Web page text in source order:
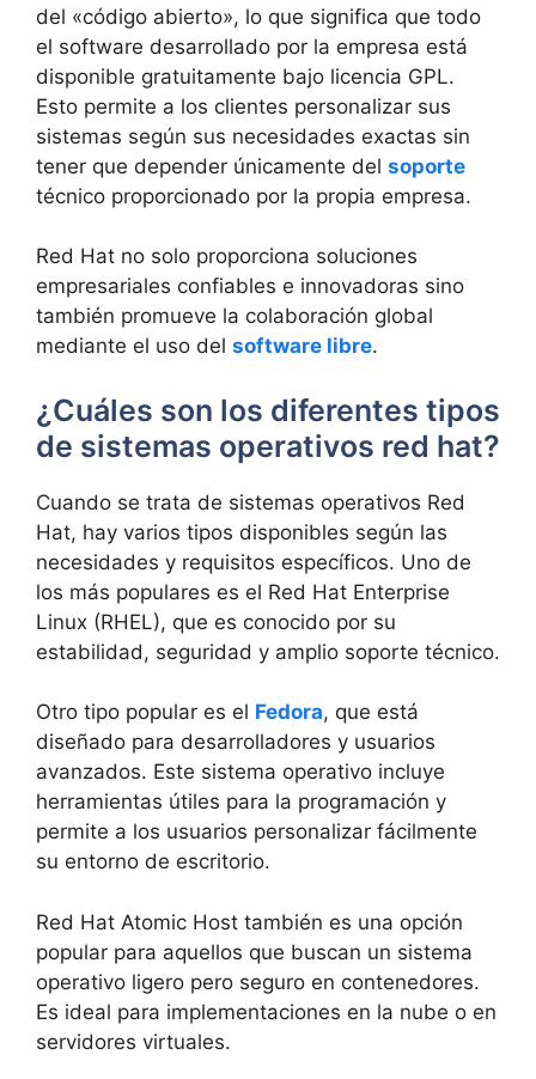
del «código abierto», lo que significa que todo
el software desarrollado por la empresa está
disponible gratuitamente bajo licencia GPL.
Esto permite a los clientes personalizar sus
sistemas según sus necesidades exactas sin
tener que depender únicamente del soporte
técnico proporcionado por la propia empresa.
Red Hat no solo proporciona soluciones
empresariales confiables e innovadoras sino
también promueve la colaboración global
mediante el uso del software libre.
¿Cuáles son los diferentes tipos
de sistemas operativos red hat?
Cuando se trata de sistemas operativos Red
Hat, hay varios tipos disponibles según las
necesidades y requisitos específicos. Uno de
los más populares es el Red Hat Enterprise
Linux (RHEL), que es conocido por su
estabilidad, seguridad y amplio soporte técnico.
Otro tipo popular es el Fedora, que está
diseñado para desarrolladores y usuarios
avanzados. Este sistema operativo incluye
herramientas útiles para la programación y
permite a los usuarios personalizar fácilmente
su entorno de escritorio.
Red Hat Atomic Host también es una opción
popular para aquellos que buscan un sistema
operativo ligero pero seguro en contenedores.
Es ideal para implementaciones en la nube o en
servidores virtuales.